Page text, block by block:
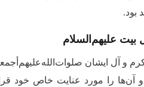
بود.
بیت علیهم‌السلام
و آل ایشان
را مورد عنایت خاص خود قرار